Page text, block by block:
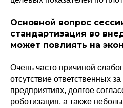
Основной вопрос
стандартизация во
может повлиять на
Очень часто причиной
отсутствие ответственных
предприятиях, долгое
роботизация, а также